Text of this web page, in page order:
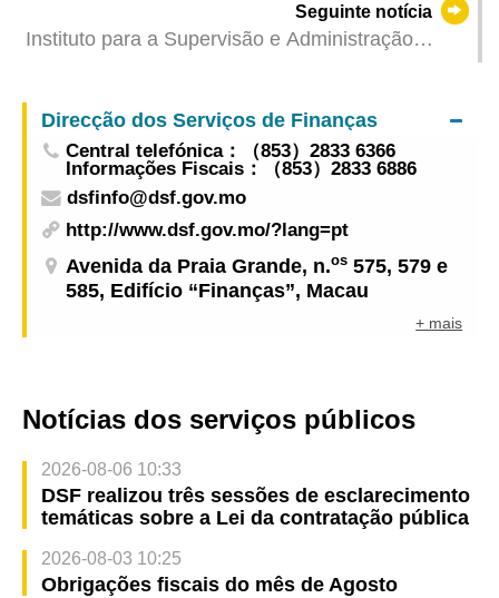
lançado pela DSAL e pela empresa de lazer
Seguinte notícia
Instituto para a Supervisão e Administração
produto com substâncias medicamentosas
ocidentais
Direcção dos Serviços de Finanças
Central telefónica：（853）2833 6366
Informações Fiscais：（853）2833 6886
dsfinfo@dsf.gov.mo
http://www.dsf.gov.mo/?lang=pt
Avenida da Praia Grande, n.os 575, 579 e
585, Edifício “Finanças”, Macau
+ mais
Notícias dos serviços públicos
2026-08-06 10:33
DSF realizou três sessões de esclarecimento
temáticas sobre a Lei da contratação pública
2026-08-03 10:25
Obrigações fiscais do mês de Agosto